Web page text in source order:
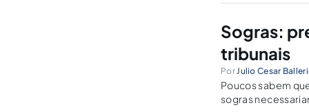
CF/1988.
Sogras:
tribunais
PorJulio Cesar
Poucos sabem
sogras